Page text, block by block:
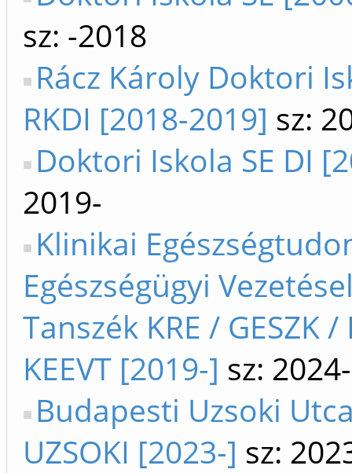
sz: -2018
Rácz Károly Doktori
RKDI [2018-2019] sz:
Doktori Iskola SE DI
2019-
Klinikai
Egészségügyi
Tanszék KRE / GESZK /
KEEVT [2019-] sz: 2024-
Budapesti Uzsoki
UZSOKI [2023-] sz: